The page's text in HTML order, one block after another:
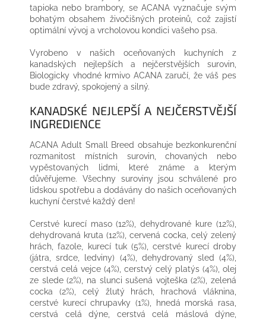
tapioka nebo brambory, se ACANA vyznačuje svým
bohatým obsahem živočišných proteinů, což zajistí
optimální vývoj a vrcholovou kondici vašeho psa.
Vyrobeno v našich oceňovaných kuchyních z
kanadských nejlepších a nejčerstvějších surovin,
Biologicky vhodné krmivo ACANA zaručí, že váš pes
bude zdravý, spokojený a silný.
KANADSKÉ NEJLEPŠÍ A NEJČERSTVĚJŠÍ
INGREDIENCE
ACANA Adult Small Breed obsahuje bezkonkurenční
rozmanitost místních surovin, chovaných nebo
vypěstovaných lidmi, které známe a kterým
důvěřujeme. Všechny suroviny jsou schválené pro
lidskou spotřebu a dodávány do našich oceňovaných
kuchyní čerstvé každý den!
Cerstvé kurecí maso (12%), dehydrované kure (12%),
dehydrovaná kruta (12%), cervená cocka, celý zelený
hrách, fazole, kurecí tuk (5%), cerstvé kurecí droby
(játra, srdce, ledviny) (4%), dehydrovaný sled (4%),
cerstvá celá vejce (4%), cerstvý celý platýs (4%), olej
ze slede (2%), na slunci sušená vojteška (2%), zelená
cocka (2%), celý žlutý hrách, hrachová vláknina,
cerstvé kurecí chrupavky (1%), hnedá morská rasa,
cerstvá celá dýne, cerstvá celá máslová dýne,